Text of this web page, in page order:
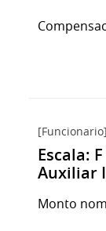
[Funcionario]
Escala:
Auxiliar I
Monto